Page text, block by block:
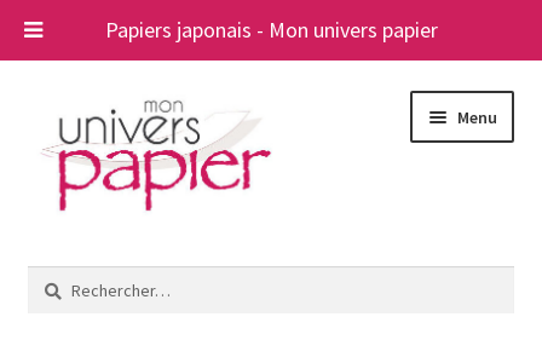
Papiers japonais - Mon univers papier
navigation
contenu
Menu
le
Rechercher :